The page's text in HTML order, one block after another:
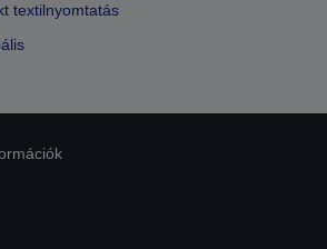
textilnyomtatás